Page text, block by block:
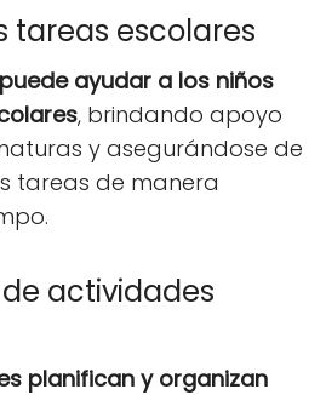
tareas escolares
puede ayudar a los niños
, brindando apoyo
y asegurándose de
tareas de manera
actividades
planifican y organizan